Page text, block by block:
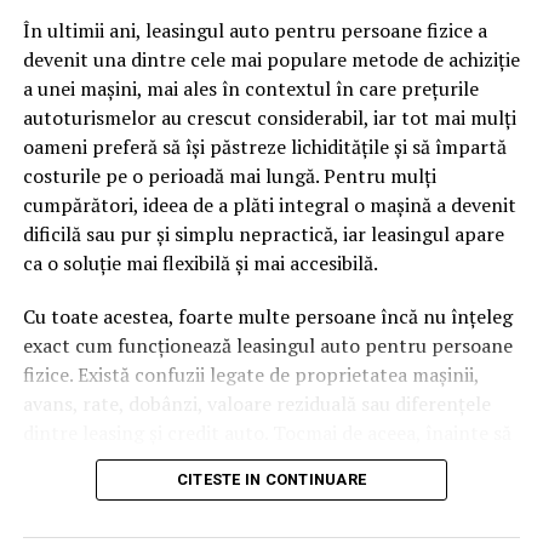
cuvinte tematice, scrise exact în limbajul în care se
caută.
Apoi vine partea de comportament. O pagină pe care
vizitatorii stau zece, cincisprezece minute ca să
urmărească replay-ul trimite un semnal greu de ignorat.
Google nu îți măsoară direct satisfacția, însă timpul
petrecut, scrollul și revenirile spun ceva despre cât de
util e materialul.
Și mai e ceva ce se uită ușor. Un webinar reușit atrage
linkuri aproape de la sine. Cineva îl menționează într-un
newsletter, altcineva îl citează într-un articol, un
partener îl trimite în comunitatea lui. Fiecare astfel de
tău, iar autoritatea e moneda forte în SEO.
În ultimii ani, leasingul auto pentru persoane fizice a
devenit una dintre cele mai populare metode de achiziție
a unei mașini, mai ales în contextul în care prețurile
autoturismelor au crescut considerabil, iar tot mai mulți
oameni preferă să își păstreze lichiditățile și să împartă
costurile pe o perioadă mai lungă. Pentru mulți
cumpărători, ideea de a plăti integral o mașină a devenit
dificilă sau pur și simplu nepractică, iar leasingul apare
ca o soluție mai flexibilă și mai accesibilă.
Cu toate acestea, foarte multe persoane încă nu înțeleg
exact cum funcționează leasingul auto pentru persoane
fizice. Există confuzii legate de proprietatea mașinii,
avans, rate, dobânzi, valoare reziduală sau diferențele
semnezi orice contract, este important să înțelegi clar
mecanismul acestui tip de finanțare și să știi la ce să fii
CITESTE IN CONTINUARE